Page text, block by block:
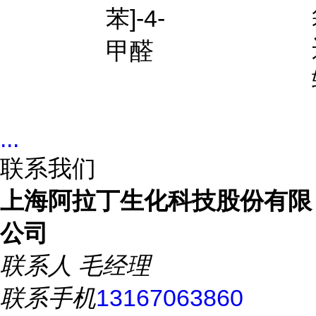
苯]-4-
甲醛
...
联系我们
上海阿拉丁生化科技股份有限
公司
联系人 毛经理
联系手机13167063860